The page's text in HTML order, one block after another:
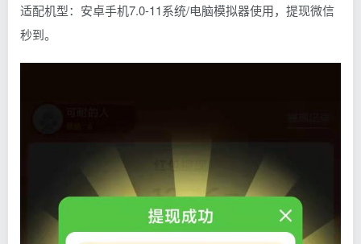
适配机型：安卓手机7.0-11系统/电脑模拟器使用，提现微信
秒到。